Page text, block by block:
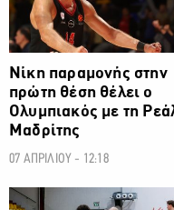
Νίκη παραμονής στην
πρώτη θέση θέλει ο
Ολυμπιακός με τη
Μαδρίτης
07 ΑΠΡΙΛΙΟΥ - 12:18
ΜΠΑΣΚΕΤ